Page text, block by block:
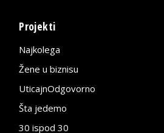
Projekti
Najkolega
Žene u biznisu
UticajnOdgovorno
Šta jedemo
30 ispod 30